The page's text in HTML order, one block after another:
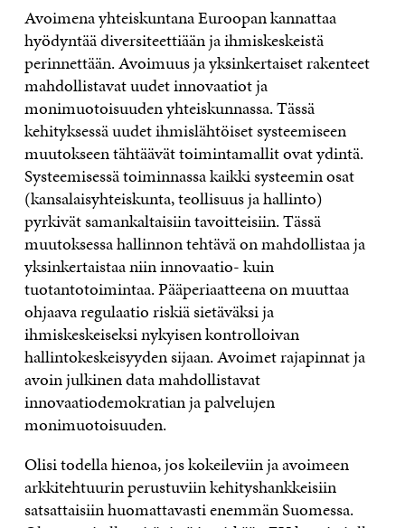
Avoimena yhteiskuntana Euroopan kannattaa
hyödyntää diversiteettiään ja ihmiskeskeistä
perinnettään. Avoimuus ja yksinkertaiset rakenteet
mahdollistavat uudet innovaatiot ja
monimuotoisuuden yhteiskunnassa. Tässä
kehityksessä uudet ihmislähtöiset systeemiseen
muutokseen tähtäävät toimintamallit ovat ydintä.
Systeemisessä toiminnassa kaikki systeemin osat
(kansalaisyhteiskunta, teollisuus ja hallinto)
pyrkivät samankaltaisiin tavoitteisiin. Tässä
muutoksessa hallinnon tehtävä on mahdollistaa ja
yksinkertaistaa niin innovaatio- kuin
tuotantotoimintaa. Pääperiaatteena on muuttaa
ohjaava regulaatio riskiä sietäväksi ja
ihmiskeskeiseksi nykyisen kontrolloivan
hallintokeskeisyyden sijaan. Avoimet rajapinnat ja
avoin julkinen data mahdollistavat
innovaatiodemokratian ja palvelujen
monimuotoisuuden.
Olisi todella hienoa, jos kokeileviin ja avoimeen
arkkitehtuurin perustuviin kehityshankkeisiin
satsattaisiin huomattavasti enemmän Suomessa.